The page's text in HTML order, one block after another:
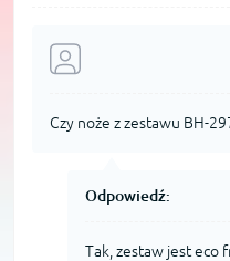
Czy noże z zestawu BH-
Odpowiedź:
Tak, zestaw jest eco